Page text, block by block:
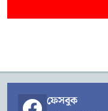
ফেসবুক